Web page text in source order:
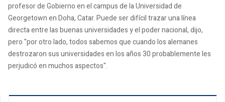
profesor de Gobierno en el campus de la Universidad de
Georgetown en Doha, Catar. Puede ser difícil trazar una línea
directa entre las buenas universidades y el poder nacional, dijo,
pero "por otro lado, todos sabemos que cuando los alemanes
destrozaron sus universidades en los años 30 probablemente les
perjudicó en muchos aspectos".